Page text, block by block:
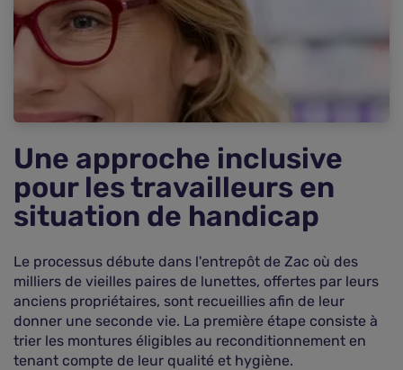
Une approche inclusive
pour les travailleurs en
situation de handicap
Le processus débute dans l'entrepôt de Zac où des
milliers de vieilles paires de lunettes, offertes par leurs
anciens propriétaires, sont recueillies afin de leur
donner une seconde vie. La première étape consiste à
trier les montures éligibles au reconditionnement en
tenant compte de leur qualité et hygiène.